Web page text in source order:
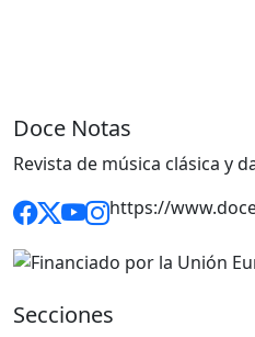
Doce Notas
Revista de música clásica y
https://
Secciones